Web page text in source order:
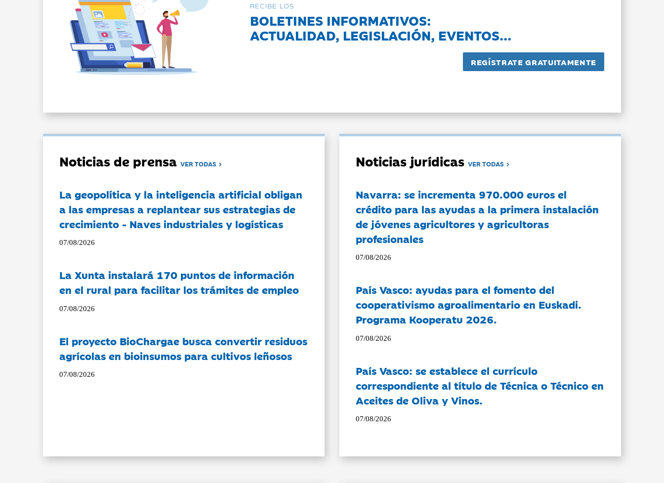
RECIBE LOS
BOLETINES INFORMATIVOS:
ACTUALIDAD, LEGISLACIÓN, EVENTOS...
Noticias de prensaVER TODAS
La geopolítica y la inteligencia artificial obligan
a las empresas a replantear sus estrategias de
crecimiento - Naves industriales y logísticas
07/08/2026
La Xunta instalará 170 puntos de información
en el rural para facilitar los trámites de empleo
07/08/2026
El proyecto BioChargae busca convertir residuos
agrícolas en bioinsumos para cultivos leñosos
07/08/2026
Noticias jurídicasVER TODAS
Navarra: se incrementa 970.000 euros el
crédito para las ayudas a la primera instalación
de jóvenes agricultores y agricultoras
profesionales
07/08/2026
País Vasco: ayudas para el fomento del
cooperativismo agroalimentario en Euskadi.
Programa Kooperatu 2026.
07/08/2026
País Vasco: se establece el currículo
correspondiente al título de Técnica o Técnico en
Aceites de Oliva y Vinos.
07/08/2026